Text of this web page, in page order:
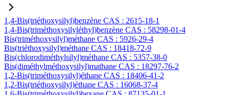
1,4-Bis(triéthoxysilyl)benzène CAS : 2615-18-1
1,4-Bis(triméthoxysilyléthyl)benzène CAS : 58298-01-4
Bis(triméthoxysilyl)méthane CAS : 5926-29-4
Bis(triéthoxysilyl)méthane CAS : 18418-72-9
Bis(chlorodiméthylsilyl)méthane CAS : 5357-38-0
Bis(diméthylméthoxysilyl)mathane CAS : 18297-76-2
1,2-Bis(triméthoxysilyl)éthane CAS : 18406-41-2
1,2-Bis(triéthoxysilyl)éthane CAS : 16068-37-4